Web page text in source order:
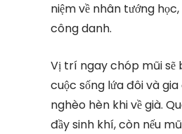
niệm về nhân tướng
công danh.
Vị trí ngay chóp mũi sẽ
cuộc sống lứa đôi và
nghèo hèn khi về già.
đầy sinh khí, còn nếu